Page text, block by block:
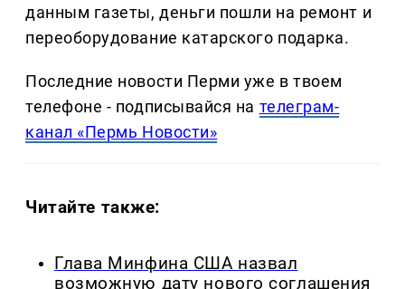
данным газеты, деньги пошли на ремонт и
переоборудование катарского подарка.
Последние новости Перми уже в твоем
телефоне - подписывайся на телеграм-
канал «Пермь Новости»
Читайте также:
Глава Минфина США назвал
возможную дату нового соглашения